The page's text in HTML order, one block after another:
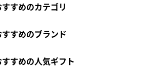
すめのカテゴリ
すめのブランド
すめの人気ギフト